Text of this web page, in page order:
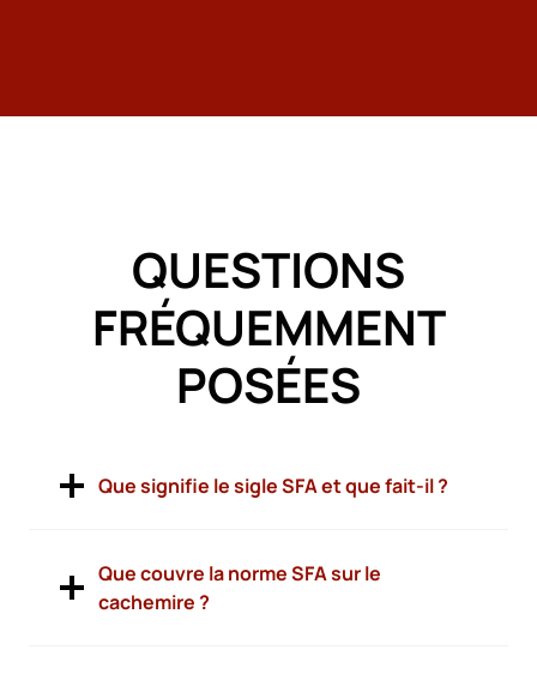
QUESTIONS
FRÉQUEMMENT
POSÉES
Que signifie le sigle SFA et que fait-il ?
Que couvre la norme SFA sur le
cachemire ?